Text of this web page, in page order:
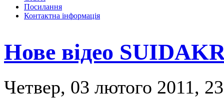
Посилання
Контактна інформація
Нове відео
Четвер, 03 лютого 2011,